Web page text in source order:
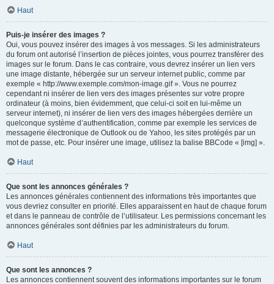
Haut
Puis-je insérer des images ?
Oui, vous pouvez insérer des images à vos messages. Si les administrateurs
du forum ont autorisé l’insertion de pièces jointes, vous pourrez transférer des
images sur le forum. Dans le cas contraire, vous devrez insérer un lien vers
une image distante, hébergée sur un serveur internet public, comme par
exemple « http://www.exemple.com/mon-image.gif ». Vous ne pourrez
cependant ni insérer de lien vers des images présentes sur votre propre
ordinateur (à moins, bien évidemment, que celui-ci soit en lui-même un
serveur internet), ni insérer de lien vers des images hébergées derrière un
quelconque système d’authentification, comme par exemple les services de
messagerie électronique de Outlook ou de Yahoo, les sites protégés par un
mot de passe, etc. Pour insérer une image, utilisez la balise BBCode « [img] ».
Haut
Que sont les annonces générales ?
Les annonces générales contiennent des informations très importantes que
vous devriez consulter en priorité. Elles apparaissent en haut de chaque forum
et dans le panneau de contrôle de l’utilisateur. Les permissions concernant les
annonces générales sont définies par les administrateurs du forum.
Haut
Que sont les annonces ?
Les annonces contiennent souvent des informations importantes sur le forum